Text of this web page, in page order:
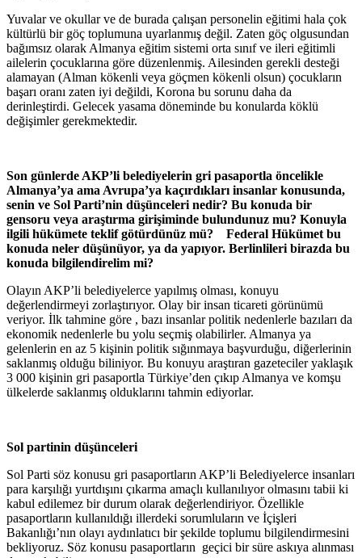
Yuvalar ve okullar ve de burada çalışan personelin eğitimi hala çok
kültürlü bir göç toplumuna uyarlanmış değil. Zaten göç olgusundan
bağımsız olarak Almanya eğitim sistemi orta sınıf ve ileri eğitimli
ailelerin çocuklarına göre düzenlenmiş. Ailesinden gerekli desteği
alamayan (Alman kökenli veya göçmen kökenli olsun) çocukların
başarı oranı zaten iyi değildi, Korona bu sorunu daha da
derinleştirdi. Gelecek yasama döneminde bu konularda köklü
değişimler gerekmektedir.
Son günlerde AKP’li belediyelerin gri pasaportla öncelikle
Almanya’ya ama Avrupa’ya kaçırdıkları insanlar konusunda,
senin ve Sol Parti’nin düşünceleri nedir? Bu konuda bir
gensoru veya araştırma girişiminde bulundunuz mu? Konuyla
ilgili hükümete teklif götürdünüz mü? Federal Hükümet bu
konuda neler düşünüyor, ya da yapıyor. Berlinlileri birazda bu
konuda bilgilendirelim mi?
Olayın AKP’li belediyelerce yapılmış olması, konuyu
değerlendirmeyi zorlaştırıyor. Olay bir insan ticareti görünümü
veriyor. İlk tahmine göre , bazı insanlar politik nedenlerle bazıları da
ekonomik nedenlerle bu yolu seçmiş olabilirler. Almanya ya
gelenlerin en az 5 kişinin politik sığınmaya başvurduğu, diğerlerinin
saklanmış olduğu biliniyor. Bu konuyu araştıran gazeteciler yaklaşık
3 000 kişinin gri pasaportla Türkiye’den çıkıp Almanya ve komşu
ülkelerde saklanmış olduklarını tahmin ediyorlar.
Sol partinin düşünceleri
Sol Parti söz konusu gri pasaportların AKP’li Belediyelerce insanları
para karşılığı yurtdışını çıkarma amaçlı kullanılıyor olmasını tabii ki
kabul edilemez bir durum olarak değerlendiriyor. Özellikle
pasaportların kullanıldığı illerdeki sorumluların ve İçişleri
Bakanlığı’nın olayı aydınlatıcı bir şekilde toplumu bilgilendirmesini
bekliyoruz. Söz konusu pasaportların geçici bir süre askıya alınması